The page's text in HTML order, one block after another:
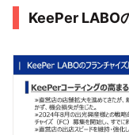
KeePer LABO